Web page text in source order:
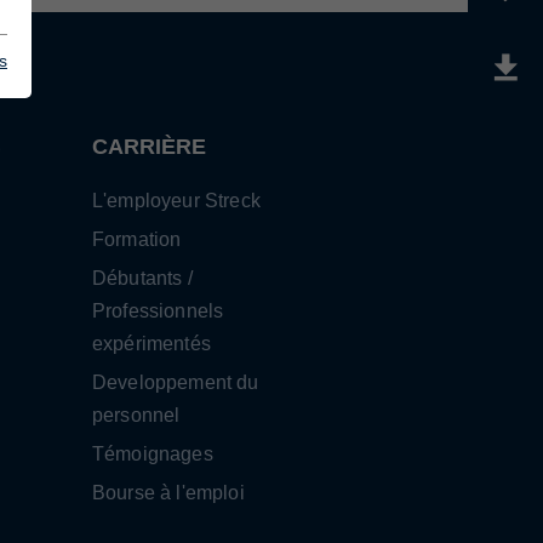
CARRIÈRE
L'employeur Streck
Formation
Débutants /
Professionnels
expérimentés
Developpement du
personnel
Témoignages
Bourse à l'emploi